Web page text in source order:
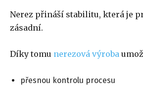
Nerez přináší stabilitu, která je
zásadní.
Díky tomu nerezová výroba
přesnou kontrolu procesu